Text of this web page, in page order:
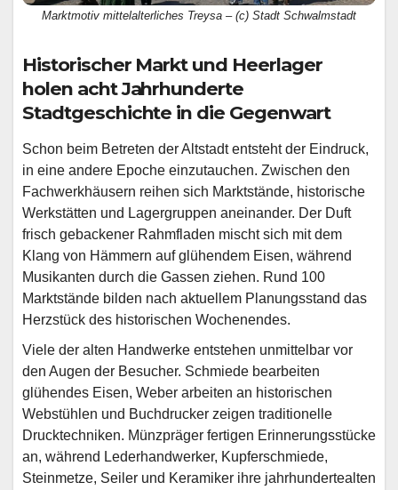
Marktmotiv mittelalterliches Treysa – (c) Stadt Schwalmstadt
Historischer Markt und Heerlager
holen acht Jahrhunderte
Stadtgeschichte in die Gegenwart
Schon beim Betreten der Altstadt entsteht der Eindruck,
in eine andere Epoche einzutauchen. Zwischen den
Fachwerkhäusern reihen sich Marktstände, historische
Werkstätten und Lagergruppen aneinander. Der Duft
frisch gebackener Rahmfladen mischt sich mit dem
Klang von Hämmern auf glühendem Eisen, während
Musikanten durch die Gassen ziehen. Rund 100
Marktstände bilden nach aktuellem Planungsstand das
Herzstück des historischen Wochenendes.
Viele der alten Handwerke entstehen unmittelbar vor
den Augen der Besucher. Schmiede bearbeiten
glühendes Eisen, Weber arbeiten an historischen
Webstühlen und Buchdrucker zeigen traditionelle
Drucktechniken. Münzpräger fertigen Erinnerungsstücke
an, während Lederhandwerker, Kupferschmiede,
Steinmetze, Seiler und Keramiker ihre jahrhundertealten